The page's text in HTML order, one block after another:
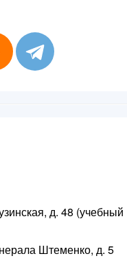
д. 48 (учебный
Штеменко, д. 5